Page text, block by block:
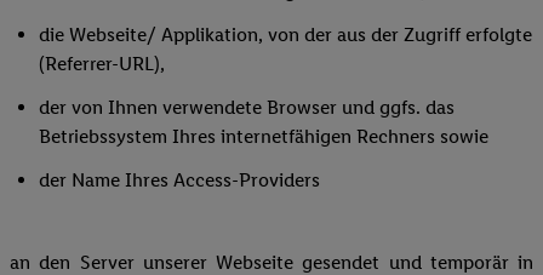
die Webseite/ Applikation, von der aus der Zugriff erfolgte
(Referrer-URL),
der von Ihnen verwendete Browser und ggfs. das
Betriebssystem Ihres internetfähigen Rechners sowie
der Name Ihres Access-Providers
an den Server unserer Webseite gesendet und temporär in